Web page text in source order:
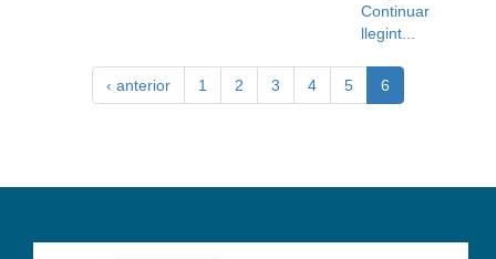
Continuar
llegint...
‹ anterior 1 2 3 4 5 6